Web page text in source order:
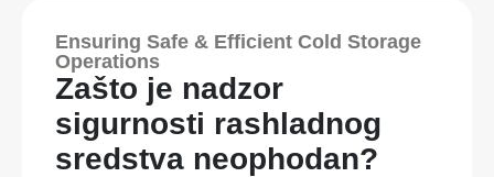
Ensuring Safe & Efficient Cold Storage
Operations
Zašto je nadzor
sigurnosti rashladnog
sredstva neophodan?